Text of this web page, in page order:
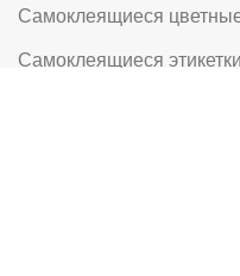
Самоклеящиеся
Самоклеящиеся